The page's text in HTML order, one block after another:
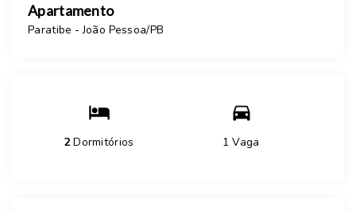
Apartamento
Paratibe - João Pessoa/PB
2Dormitórios 1 Vaga